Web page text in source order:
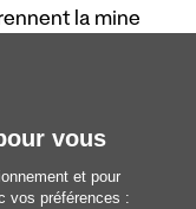
la mine
vous
et pour
vos préférences :